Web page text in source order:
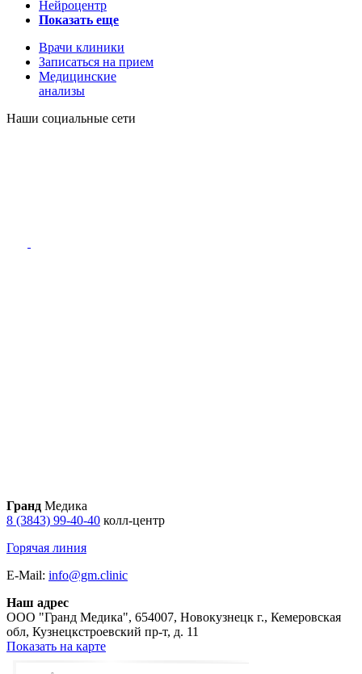
Нейроцентр
Показать еще
Врачи клиники
Записаться на прием
Медицинские
анализы
Наши социальные сети
Гранд Медика
8 (3843) 99-40-40 колл-центр
Горячая линия
E-Mail: info@gm.clinic
Наш адрес
ООО "Гранд Медика", 654007, Новокузнецк г., Кемеровская
обл, Кузнецкстроевский пр-т, д. 11
Показать на карте